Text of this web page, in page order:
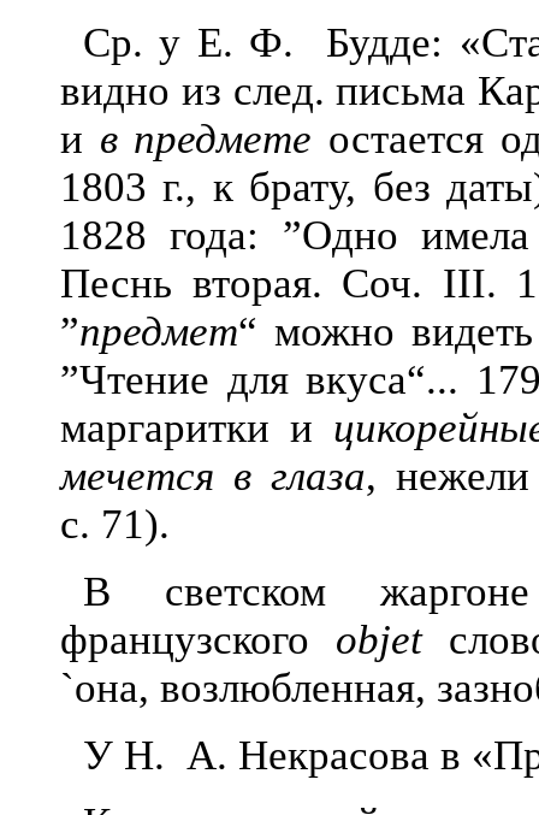
Ср. у Е. Ф. Будде:
видно из след. письма
и в предмете остается
1803 г., к брату, без
1828 года: ”Одно
Песнь вторая. Соч. III.
”предмет“ можно
”Чтение для вкуса“...
маргаритки и
мечется в глаза, нежели
с. 71).
В светском
французского оbjet
`она, возлюбленная,
У Н. А. Некрасова в